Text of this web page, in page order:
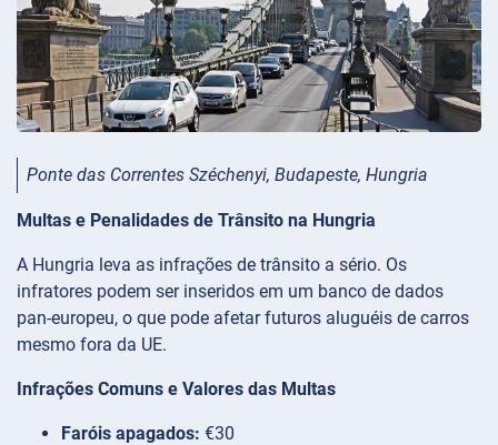
Ponte das Correntes Széchenyi, Budapeste, Hungria
Multas e Penalidades de Trânsito na Hungria
A Hungria leva as infrações de trânsito a sério. Os
infratores podem ser inseridos em um banco de dados
pan-europeu, o que pode afetar futuros aluguéis de carros
mesmo fora da UE.
Infrações Comuns e Valores das Multas
Faróis apagados: €30